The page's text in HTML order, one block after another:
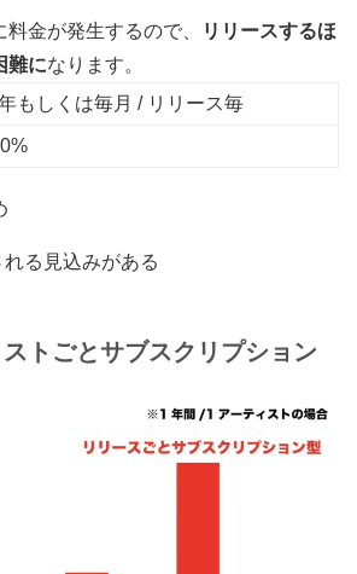
金が発生するので、
リリースするほ
難になります。
もしくは毎月 / リリース毎
る見込みがある
ストごとサブスクリプション